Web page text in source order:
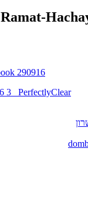
Ramat-